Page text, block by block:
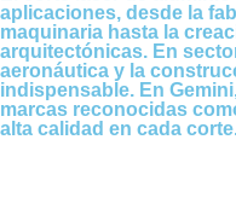
aplicaciones, desde la
maquinaria hasta la
arquitectónicas. En
aeronáutica y la
indispensable. En
marcas reconocidas
alta calidad en cada